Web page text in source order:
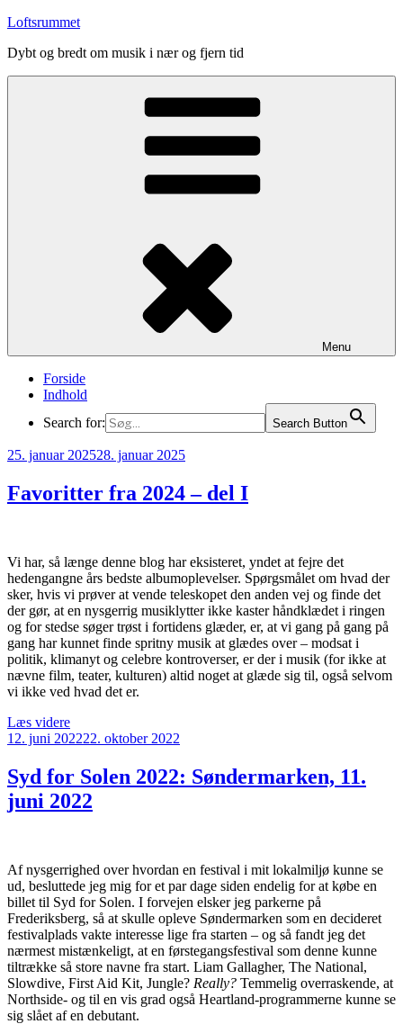
Videre
indhold
Loftsrummet
Dybt og bredt om musik i nær og fjern tid
Menu
Forside
Indhold
Search for:
Search Button
Udgivet
25. januar 202528. januar 2025
Favoritter fra 2024 – del I
Vi har, så længe denne blog har eksisteret, yndet at fejre det
hedengangne års bedste albumoplevelser. Spørgsmålet om hvad der
sker, hvis vi prøver at vende teleskopet den anden vej og finde det
der gør, at en nysgerrig musiklytter ikke kaster håndklædet i ringen
og for stedse søger trøst i fortidens glæder, er, at vi gang på gang på
gang har kunnet finde spritny musik at glædes over – modsat i
politik, klimanyt og celebre kontroverser, er der i musik (for ikke at
nævne film, teater, kulturen) altid noget at glæde sig til, også selvom
vi ikke ved hvad det er.
Læs videre“Favoritter
fra
del
I”
Udgivet
12. juni 202222. oktober 2022
Syd for Solen 2022: Søndermarken, 11.
juni 2022
Af nysgerrighed over hvordan en festival i mit lokalmiljø kunne se
ud, besluttede jeg mig for et par dage siden endelig for at købe en
billet til Syd for Solen. I forvejen elsker jeg parkerne på
Frederiksberg, så at skulle opleve Søndermarken som en decideret
festivalplads vakte interesse lige fra starten – og så fandt jeg det
nærmest mistænkeligt, at en førstegangsfestival som denne kunne
tiltrække så store navne fra start. Liam Gallagher, The National,
Slowdive, First Aid Kit, Jungle? Really? Temmelig overraskende, at
Northside- og til en vis grad også Heartland-programmerne kunne se
sig slået af en debutant.